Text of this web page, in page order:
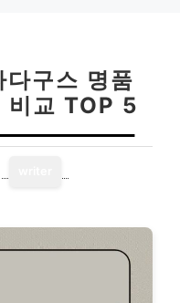
구스 명품
비교 TOP 5